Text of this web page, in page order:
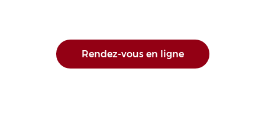
Rendez-vous en ligne